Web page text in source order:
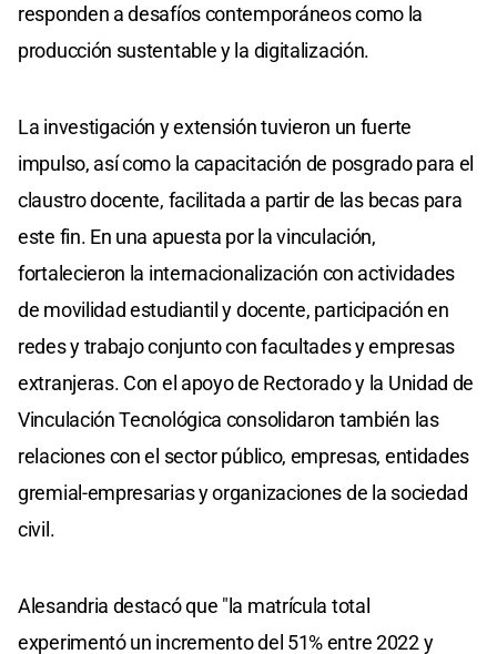
responden a desafíos contemporáneos como la
producción sustentable y la digitalización.
La investigación y extensión tuvieron un fuerte
impulso, así como la capacitación de posgrado para el
claustro docente, facilitada a partir de las becas para
este fin. En una apuesta por la vinculación,
fortalecieron la internacionalización con actividades
de movilidad estudiantil y docente, participación en
redes y trabajo conjunto con facultades y empresas
extranjeras. Con el apoyo de Rectorado y la Unidad de
Vinculación Tecnológica consolidaron también las
relaciones con el sector público, empresas, entidades
gremial-empresarias y organizaciones de la sociedad
civil.
Alesandria destacó que "la matrícula total
experimentó un incremento del 51% entre 2022 y